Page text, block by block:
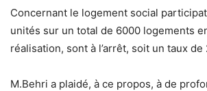
Concernant le logement social
unités sur un total de 6000 logements
réalisation, sont à l’arrêt, soit un taux de
M.Behri a plaidé, à ce propos, à de